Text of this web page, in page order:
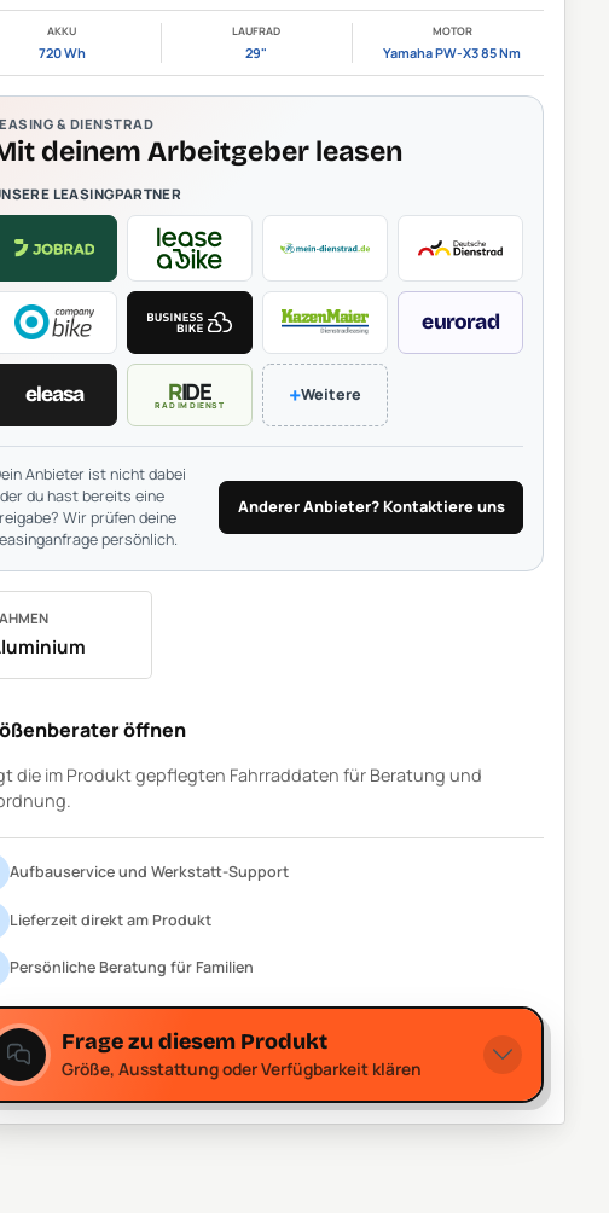
AKKU
720 Wh
LAUFRAD
29"
MOTOR
Yamaha PW-X3 85 Nm
& DIENSTRAD
deinem Arbeitgeber leasen
LEASINGPARTNER
eurorad
eleasa RIDE
RAD IM DIENST +Weitere
Anbieter ist nicht dabei
du hast bereits eine
Wir prüfen deine
persönlich.
Anderer Anbieter? Kontaktiere uns
öffnen
die im Produkt gepflegten Fahrraddaten für Beratung und
Aufbauservice und Werkstatt-Support
Lieferzeit direkt am Produkt
Persönliche Beratung für Familien
Frage zu diesem Produkt
Größe, Ausstattung oder Verfügbarkeit klären